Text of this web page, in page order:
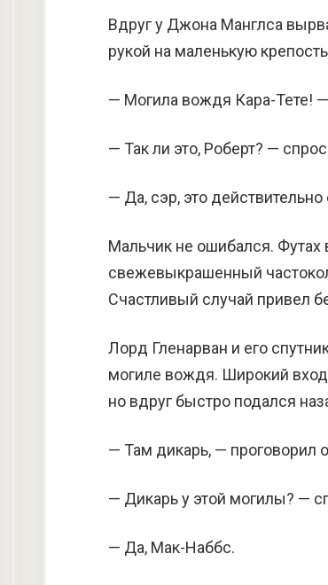
Вдруг у Джона Манглса
рукой на маленькую
— Могила вождя Кара-Тете!
— Так ли это, Роберт? —
— Да, сэр, это
Мальчик не ошибался.
свежевыкрашенный
Счастливый случай привел
Лорд Гленарван и его
могиле вождя. Широкий
но вдруг быстро подался
— Там дикарь, — проговорил
— Дикарь у этой могилы? —
— Да, Мак-Наббс.